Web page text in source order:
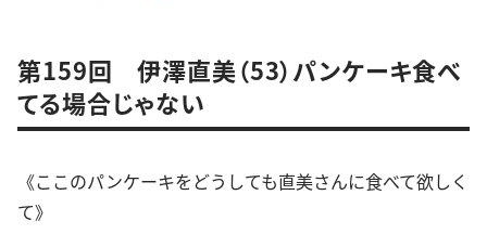
第159回 伊澤直美（53）パンケーキ食べ
てる場合じゃない
《ここのパンケーキをどうしても直美さんに食べて欲しく
て》